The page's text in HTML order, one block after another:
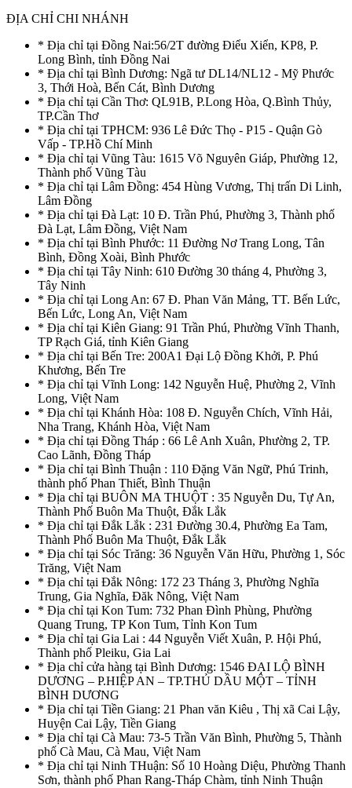
ĐỊA CHỈ CHI NHÁNH
* Địa chỉ tại Đồng Nai:56/2T đường Điểu Xiển, KP8, P.
Long Bình, tỉnh Đồng Nai
* Địa chỉ tại Bình Dương: Ngã tư DL14/NL12 - Mỹ Phước
3, Thới Hoà, Bến Cát, Bình Dương
* Địa chỉ tại Cần Thơ: QL91B, P.Long Hòa, Q.Bình Thủy,
TP.Cần Thơ
* Địa chỉ tại TPHCM: 936 Lê Đức Thọ - P15 - Quận Gò
Vấp - TP.Hồ Chí Minh
* Địa chỉ tại Vũng Tàu: 1615 Võ Nguyên Giáp, Phường 12,
Thành phố Vũng Tàu
* Địa chỉ tại Lâm Đồng: 454 Hùng Vương, Thị trấn Di Linh,
Lâm Đồng
* Địa chỉ tại Đà Lạt: 10 Đ. Trần Phú, Phường 3, Thành phố
Đà Lạt, Lâm Đồng, Việt Nam
* Địa chỉ tại Bình Phước: 11 Đường Nơ Trang Long, Tân
Bình, Đồng Xoài, Bình Phước
* Địa chỉ tại Tây Ninh: 610 Đường 30 tháng 4, Phường 3,
Tây Ninh
* Địa chỉ tại Long An: 67 Đ. Phan Văn Mảng, TT. Bến Lức,
Bến Lức, Long An, Việt Nam
* Địa chỉ tại Kiên Giang: 91 Trần Phú, Phường Vĩnh Thanh,
TP Rạch Giá, tỉnh Kiên Giang
* Địa chỉ tại Bến Tre: 200A1 Đại Lộ Đồng Khởi, P. Phú
Khương, Bến Tre
* Địa chỉ tại Vĩnh Long: 142 Nguyễn Huệ, Phường 2, Vĩnh
Long, Việt Nam
* Địa chỉ tại Khánh Hòa: 108 Đ. Nguyễn Chích, Vĩnh Hải,
Nha Trang, Khánh Hòa, Việt Nam
* Địa chỉ tại Đồng Tháp : 66 Lê Anh Xuân, Phường 2, TP.
Cao Lãnh, Đồng Tháp
* Địa chỉ tại Bình Thuận : 110 Đặng Văn Ngữ, Phú Trinh,
thành phố Phan Thiết, Bình Thuận
* Địa chỉ tại BUÔN MA THUỘT : 35 Nguyễn Du, Tự An,
Thành Phố Buôn Ma Thuột, Đắk Lắk
* Địa chỉ tại Đắk Lắk : 231 Đường 30.4, Phường Ea Tam,
Thành Phố Buôn Ma Thuột, Đắk Lắk
* Địa chỉ tại Sóc Trăng: 36 Nguyễn Văn Hữu, Phường 1, Sóc
Trăng, Việt Nam
* Địa chỉ tại Đắk Nông: 172 23 Tháng 3, Phường Nghĩa
Trung, Gia Nghĩa, Đăk Nông, Việt Nam
* Địa chỉ tại Kon Tum: 732 Phan Đình Phùng, Phường
Quang Trung, TP Kon Tum, Tỉnh Kon Tum
* Địa chỉ tại Gia Lai : 44 Nguyễn Viết Xuân, P. Hội Phú,
Thành phố Pleiku, Gia Lai
* Địa chỉ cửa hàng tại Bình Dương: 1546 ĐẠI LỘ BÌNH
DƯƠNG – P.HIỆP AN – TP.THỦ DẦU MỘT – TỈNH
BÌNH DƯƠNG
* Địa chỉ tại Tiền Giang: 21 Phan văn Kiêu , Thị xã Cai Lậy,
Huyện Cai Lậy, Tiền Giang
* Địa chỉ tại Cà Mau: 73-5 Trần Văn Bình, Phường 5, Thành
phố Cà Mau, Cà Mau, Việt Nam
* Địa chỉ tại Ninh THuận: Số 10 Hoàng Diệu, Phường Thanh
Sơn, thành phố Phan Rang-Tháp Chàm, tỉnh Ninh Thuận